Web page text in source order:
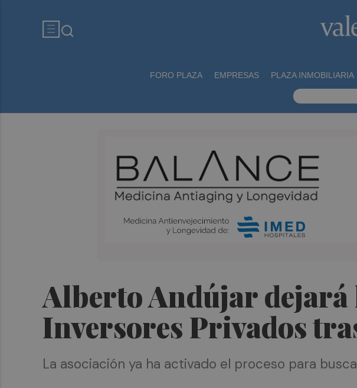
FORO PLAZA EMPRESAS PLAZA INMOBILIARIA
Alberto Andújar
Inversores Privados
La asociación ya ha activado el proceso para